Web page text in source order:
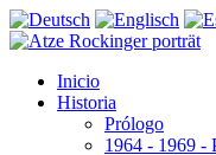
Inicio
Historia
Prólogo
1964 - 1969 -